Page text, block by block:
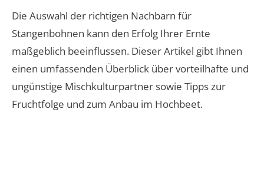
Die Auswahl der richtigen Nachbarn für
Stangenbohnen kann den Erfolg Ihrer Ernte
maßgeblich beeinflussen. Dieser Artikel gibt Ihnen
einen umfassenden Überblick über vorteilhafte und
ungünstige Mischkulturpartner sowie Tipps zur
Fruchtfolge und zum Anbau im Hochbeet.